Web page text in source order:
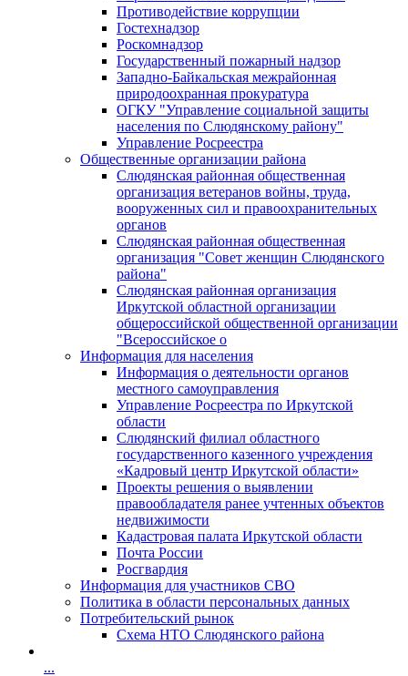
Противодействие коррупции
Гостехнадзор
Роскомнадзор
Государственный пожарный надзор
Западно-Байкальская межрайонная
природоохранная прокуратура
ОГКУ "Управление социальной защиты
населения по Слюдянскому району"
Управление Росреестра
Общественные организации района
Слюдянская районная общественная
организация ветеранов войны, труда,
вооруженных сил и правоохранительных
органов
Слюдянская районная общественная
организация "Совет женщин Слюдянского
района"
Слюдянская районная организация
Иркутской областной организации
общероссийской общественной организации
"Всероссийское о
Информация для населения
Информация о деятельности органов
местного самоуправления
Управление Росреестра по Иркутской
области
Слюдянский филиал областного
государственного казенного учреждения
«Кадровый центр Иркутской области»
Проекты решения о выявлении
правообладателя ранее учтенных объектов
недвижимости
Кадастровая палата Иркутской области
Почта России
Росгвардия
Информация для участников СВО
Политика в области персональных данных
Потребительский рынок
Схема НТО Слюдянского района
...